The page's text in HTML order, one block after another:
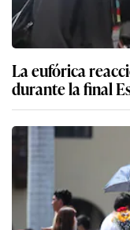
La eufórica
durante la final